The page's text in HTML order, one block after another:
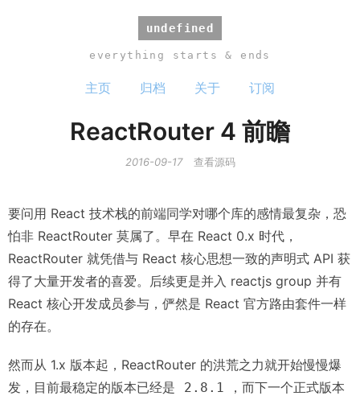
undefined
everything starts & ends
主页 归档 关于 订阅
ReactRouter 4 前瞻
2016-09-17 查看源码
要问用 React 技术栈的前端同学对哪个库的感情最复杂，恐
怕非 ReactRouter 莫属了。早在 React 0.x 时代，
ReactRouter 就凭借与 React 核心思想一致的声明式 API 获
得了大量开发者的喜爱。后续更是并入 reactjs group 并有
React 核心开发成员参与，俨然是 React 官方路由套件一样
的存在。
然而从 1.x 版本起，ReactRouter 的洪荒之力就开始慢慢爆
发，目前最稳定的版本已经是
2.8.1
，而下一个正式版本